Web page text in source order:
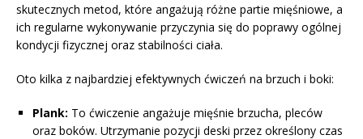
skutecznych metod, które angażują różne partie mięśniowe, a
ich regularne wykonywanie przyczynia się do poprawy ogólnej
kondycji fizycznej oraz stabilności ciała.
Oto kilka z najbardziej efektywnych ćwiczeń na brzuch i boki:
Plank: To ćwiczenie angażuje mięśnie brzucha, pleców
oraz boków. Utrzymanie pozycji deski przez określony czas